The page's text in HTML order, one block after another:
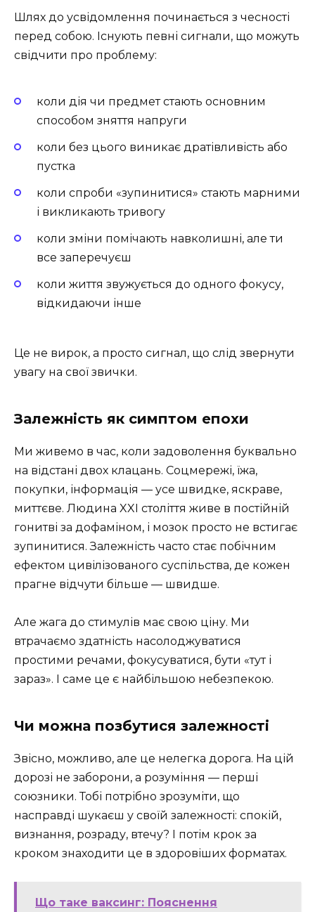
Шлях до усвідомлення починається з чесності
перед собою. Існують певні сигнали, що можуть
свідчити про проблему:
коли дія чи предмет стають основним
способом зняття напруги
коли без цього виникає дратівливість або
пустка
коли спроби «зупинитися» стають марними
і викликають тривогу
коли зміни помічають навколишні, але ти
все заперечуєш
коли життя звужується до одного фокусу,
відкидаючи інше
Це не вирок, а просто сигнал, що слід звернути
увагу на свої звички.
Залежність як симптом епохи
Ми живемо в час, коли задоволення буквально
на відстані двох клацань. Соцмережі, їжа,
покупки, інформація — усе швидке, яскраве,
миттєве. Людина XXI століття живе в постійній
гонитві за дофаміном, і мозок просто не встигає
зупинитися. Залежність часто стає побічним
ефектом цивілізованого суспільства, де кожен
прагне відчути більше — швидше.
Але жага до стимулів має свою ціну. Ми
втрачаємо здатність насолоджуватися
простими речами, фокусуватися, бути «тут і
зараз». І саме це є найбільшою небезпекою.
Чи можна позбутися залежності
Звісно, можливо, але це нелегка дорога. На цій
дорозі не заборони, а розуміння — перші
союзники. Тобі потрібно зрозуміти, що
насправді шукаєш у своїй залежності: спокій,
визнання, розраду, втечу? І потім крок за
кроком знаходити це в здоровіших форматах.
Що таке ваксинг: Пояснення